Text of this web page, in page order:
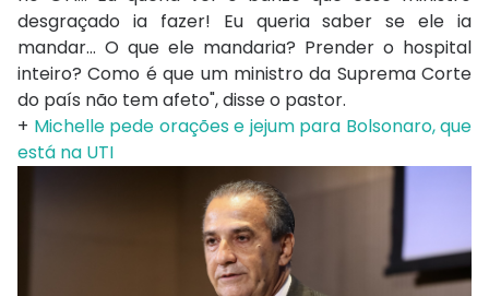
desgraçado ia fazer! Eu queria saber se ele ia
mandar… O que ele mandaria? Prender o hospital
inteiro? Como é que um ministro da Suprema Corte
do país não tem afeto", disse o pastor.
+ Michelle pede orações e jejum para Bolsonaro, que
está na UTI